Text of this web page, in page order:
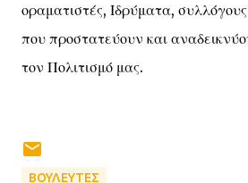
οραματιστές, Ιδρύματα, συλλόγους
που προστατεύουν και
τον Πολιτισμό μας.
ΒΟΥΛΕΥΤΕΣ